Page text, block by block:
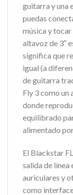
guitarra y una
puedas
música y
altavoz de 3″
significa que
igual (a
de guitarra
Fly 3 como un
donde
equilibrado
alimentado
El Blackstar
salida de línea
auriculares y
como